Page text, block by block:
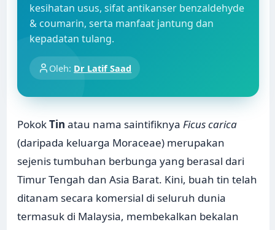
kesihatan usus, sifat antikanser benzaldehyde
& coumarin, serta manfaat jantung dan
kepadatan tulang.
Oleh: Dr Latif Saad
PokokTin atau nama saintifiknya Ficus carica
(daripada keluarga Moraceae) merupakan
sejenis tumbuhan berbunga yang berasal dari
Timur Tengah dan Asia Barat. Kini, buah tin telah
ditanam secara komersial di seluruh dunia
termasuk di Malaysia, membekalkan bekalan